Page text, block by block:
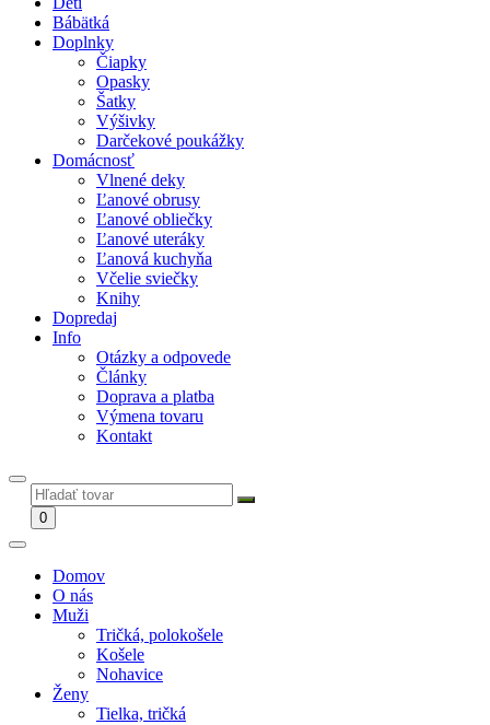
Bábätká
Doplnky
Čiapky
Opasky
Šatky
Výšivky
Darčekové poukážky
Domácnosť
Vlnené deky
Ľanové obrusy
Ľanové obliečky
Ľanové uteráky
Ľanová kuchyňa
Včelie sviečky
Knihy
Dopredaj
Info
Otázky a odpovede
Články
Doprava a platba
Výmena tovaru
Kontakt
0
Domov
O nás
Muži
Tričká, polokošele
Košele
Nohavice
Ženy
Tielka, tričká